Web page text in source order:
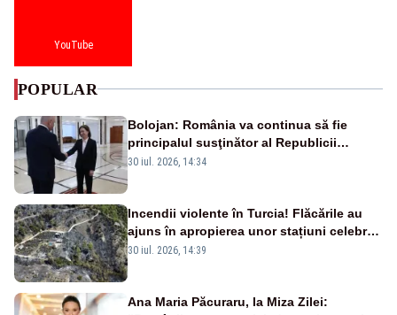
YouTube
POPULAR
Bolojan: România va continua să fie
principalul susţinător al Republicii
Moldova la nivelul Uniunii Europene
30 iul. 2026, 14:34
Incendii violente în Turcia! Flăcările au
ajuns în apropierea unor stațiuni celebre:
sute de persoane, evacuate
30 iul. 2026, 14:39
Ana Maria Păcuraru, la Miza Zilei: